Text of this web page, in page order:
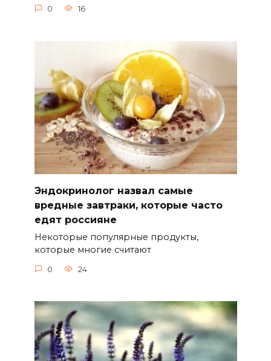
0 16
Эндокринолог назвал самые
вредные завтраки, которые часто
едят россияне
Некоторые популярные продукты,
которые многие считают
0 24